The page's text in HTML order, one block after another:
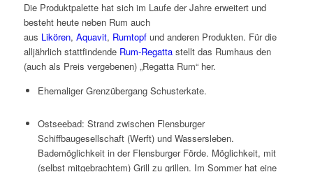
Die Produktpalette hat sich im Laufe der Jahre erweitert und
besteht heute neben Rum auch
aus Likören, Aquavit, Rumtopfund anderen Produkten. Für die
alljährlich stattfindende Rum-Regattastellt das Rumhaus den
(auch als Preis vergebenen) „Regatta Rum“ her.
Ehemaliger Grenzübergang Schusterkate.
Ostseebad: Strand zwischen Flensburger
Schiffbaugesellschaft (Werft) und Wassersleben.
Bademöglichkeit in der Flensburger Förde. Möglichkeit, mit
(selbst mitgebrachtem) Grill zu grillen. Im Sommer hat eine